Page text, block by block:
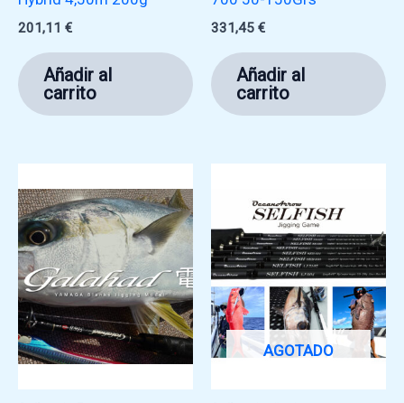
201,11 €
Añadir al
carrito
331,45 €
Añadir al
carrito
AGOTADO